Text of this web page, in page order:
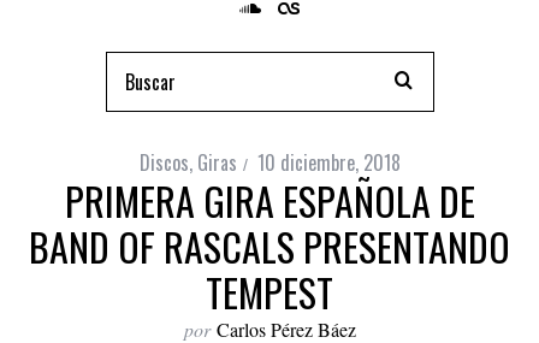
Discos, Giras 10 diciembre, 2018
PRIMERA GIRA ESPAÑOLA DE
BAND OF RASCALS PRESENTANDO
TEMPEST
por Carlos Pérez Báez